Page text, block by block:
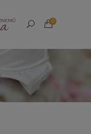
0